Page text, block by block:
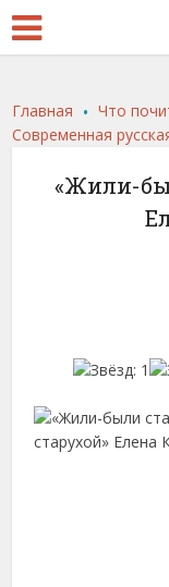
Главная .Что
Современная
«Жили-